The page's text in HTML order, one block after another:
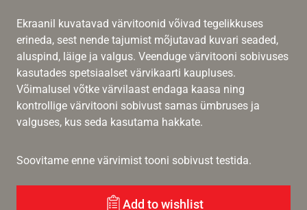
Ekraanil kuvatavad värvitoonid võivad tegelikkuses
erineda, sest nende tajumist mõjutavad kuvari seaded,
aluspind, läige ja valgus. Veenduge värvitooni sobivuses
kasutades spetsiaalset värvikaarti kaupluses.
Võimalusel võtke värvilaast endaga kaasa ning
kontrollige värvitooni sobivust samas ümbruses ja
valguses, kus seda kasutama hakkate.
Soovitame enne värvimist tooni sobivust testida.
Add to wishlist